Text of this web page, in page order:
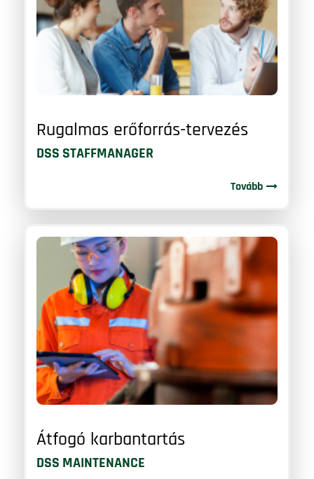
Rugalmas erőforrás-tervezés
DSS STAFFMANAGER
Tovább
Átfogó karbantartás
DSS MAINTENANCE